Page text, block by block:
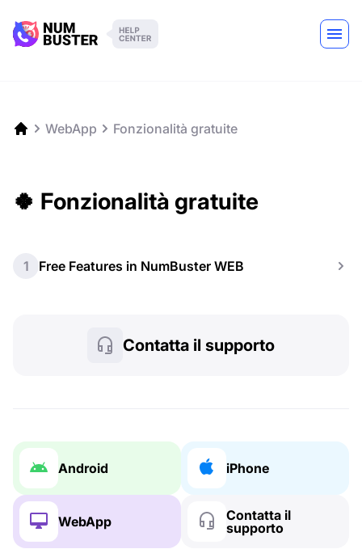
WebApp Fonzionalità gratuite
🍀 Fonzionalità gratuite
1 Free Features in NumBuster WEB
Contatta il supporto
Android iPhone
WebApp
Contatta il
supporto